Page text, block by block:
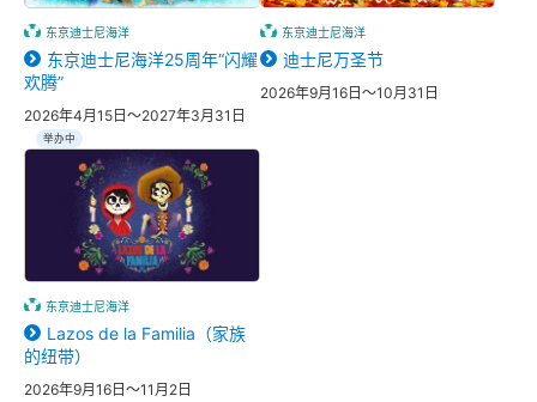
东京迪士尼海洋
东京迪士尼海洋25周年“闪耀
欢腾”
2026年4月15日～2027年3月31日
举办中
东京迪士尼海洋
迪士尼万圣节
2026年9月16日～10月31日
东京迪士尼海洋
Lazos de la Familia（家族
的纽带）
2026年9月16日～11月2日